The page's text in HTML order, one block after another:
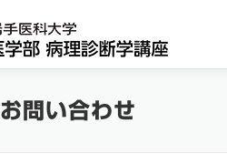
お問い合わせ